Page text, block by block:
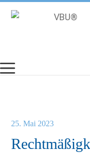
Inhalt
25. Mai 2023